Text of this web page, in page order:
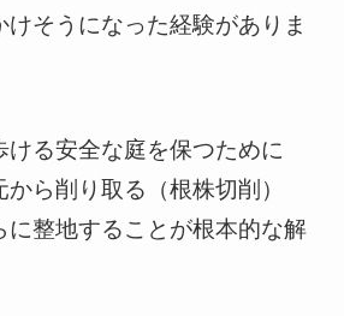
けそうになった経験がありま
ける安全な庭を保つために
ら削り取る（根株切削）
に整地することが根本的な解